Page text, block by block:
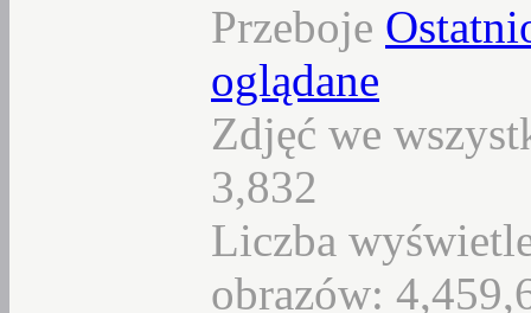
Przeboje
oglądane
Zdjęć we
3,832
Liczba
obrazów: